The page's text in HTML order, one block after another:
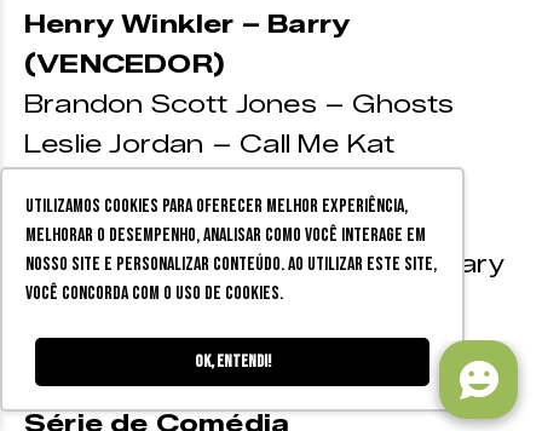
Utilizamos cookies para oferecer melhor experiência,
melhorar o desempenho, analisar como você interage em
nosso site e personalizar conteúdo. Ao utilizar este site,
você concorda com o uso de cookies.
Ok, entendi!
Henry Winkler – Barry
(VENCEDOR)
Brandon Scott Jones – Ghosts
Leslie Jordan – Call Me Kat
Para Matar
Chris Perfetti – Abbott Elementary
Tyler James Williams – Abbott
Elementary
Melhor Atriz Coadjuvante em
Série de Comédia